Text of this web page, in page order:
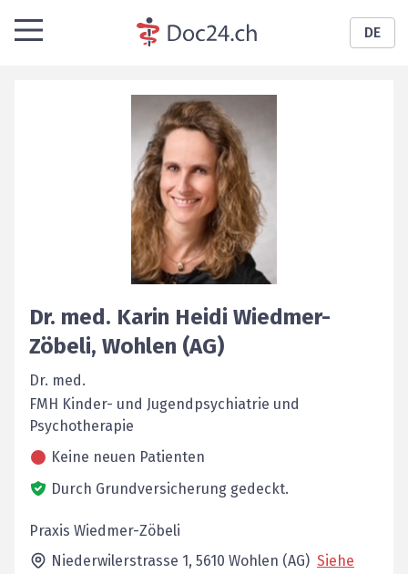
DE
Dr. med. Karin Heidi Wiedmer-
Zöbeli, Wohlen (AG)
Dr. med.
FMH Kinder- und Jugendpsychiatrie und
Psychotherapie
Keine neuen Patienten
Durch Grundversicherung gedeckt.
Praxis Wiedmer-Zöbeli
Niederwilerstrasse 1, 5610 Wohlen (AG) Siehe